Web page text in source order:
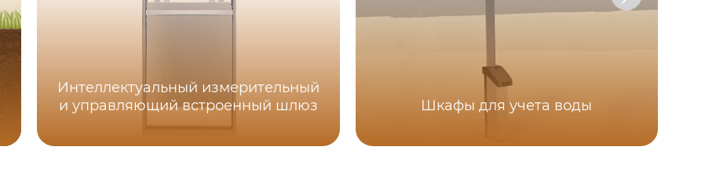
Интеллектуальный измерительный
и управляющий встроенный шлюз
Шкафы для учета воды